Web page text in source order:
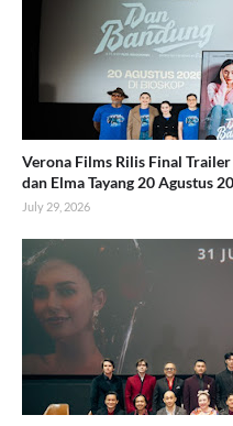
Verona Films Rilis Final
dan Elma Tayang 20 Agustus
July 29, 2026